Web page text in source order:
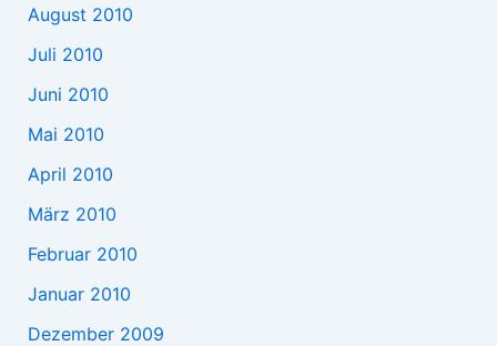
August 2010
Juli 2010
Juni 2010
Mai 2010
April 2010
März 2010
Februar 2010
Januar 2010
Dezember 2009